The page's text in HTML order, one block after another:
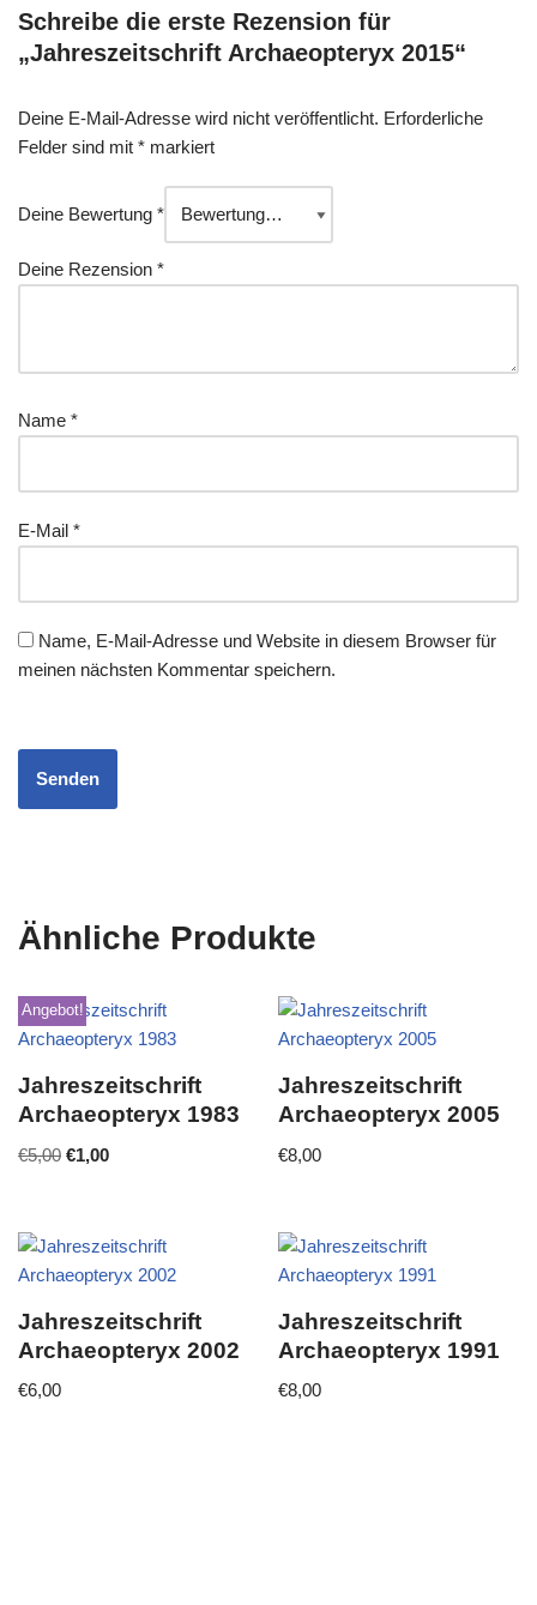
Schreibe die erste Rezension für
„Jahreszeitschrift Archaeopteryx 2015“
Deine E-Mail-Adresse wird nicht veröffentlicht. Erforderliche
Felder sind mit * markiert
Deine Bewertung *
Deine Rezension *
Name *
E-Mail *
Name, E-Mail-Adresse und Website in diesem Browser für
meinen nächsten Kommentar speichern.
Ähnliche Produkte
Angebot!
Jahreszeitschrift
Archaeopteryx 1983
€5,00 €1,00
Jahreszeitschrift
Archaeopteryx 2005
€8,00
Jahreszeitschrift
Archaeopteryx 2002
€6,00
Jahreszeitschrift
Archaeopteryx 1991
€8,00